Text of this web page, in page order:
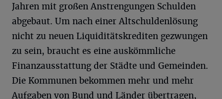
Jahren mit großen Anstrengungen Schulden
abgebaut. Um nach einer Altschuldenlösung
nicht zu neuen Liquiditätskrediten gezwungen
zu sein, braucht es eine auskömmliche
Finanzausstattung der Städte und Gemeinden.
Die Kommunen bekommen mehr und mehr
Aufgaben von Bund und Länder übertragen,